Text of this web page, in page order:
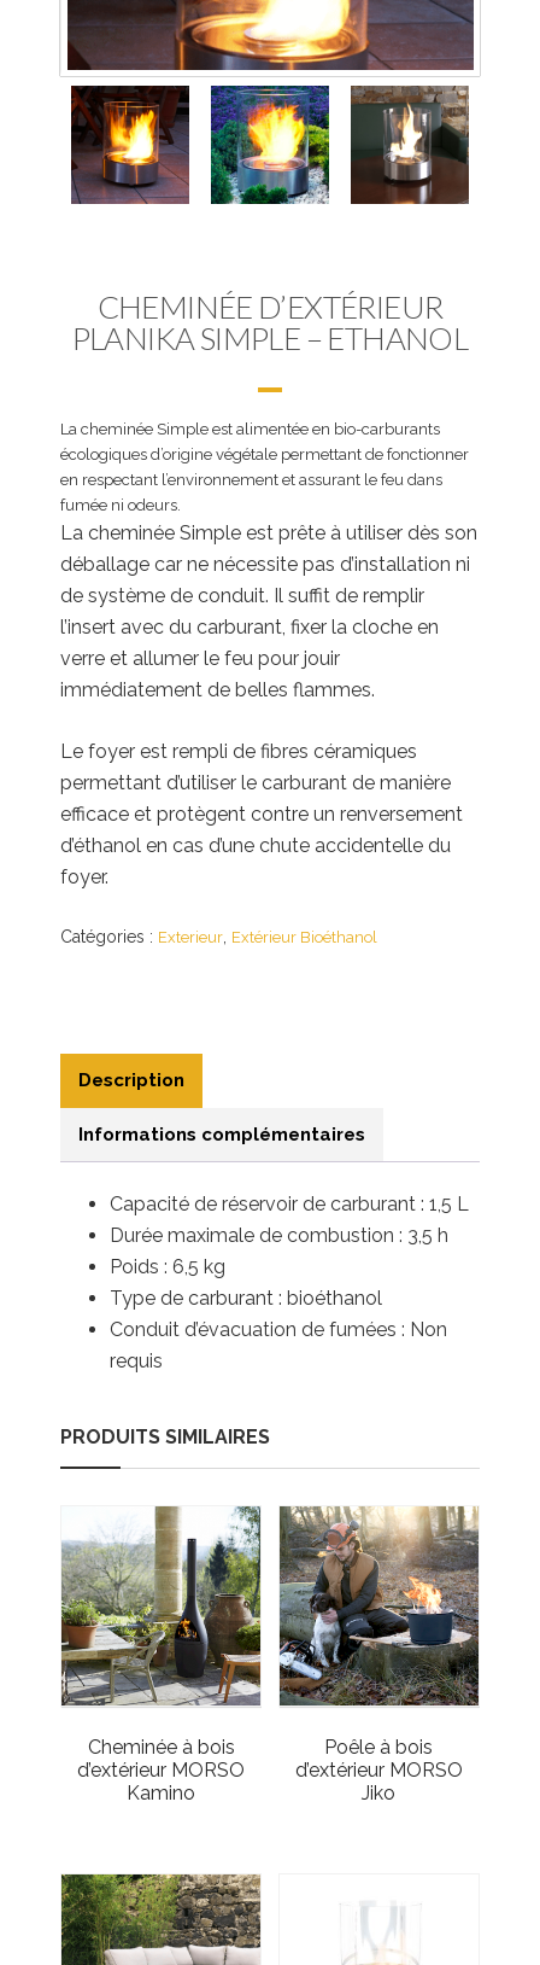
CHEMINÉE D’EXTÉRIEUR
PLANIKA SIMPLE – ETHANOL
La cheminée Simple est alimentée en bio-carburants
écologiques d’origine végétale permettant de fonctionner
en respectant l’environnement et assurant le feu dans
fumée ni odeurs.
La cheminée Simple est prête à utiliser dès son
déballage car ne nécessite pas d’installation ni
de système de conduit. Il suffit de remplir
l’insert avec du carburant, fixer la cloche en
verre et allumer le feu pour jouir
immédiatement de belles flammes.
Le foyer est rempli de fibres céramiques
permettant d’utiliser le carburant de manière
efficace et protègent contre un renversement
d’éthanol en cas d’une chute accidentelle du
foyer.
Catégories : Exterieur Extérieur Bioéthanol
Description
Informations complémentaires
Capacité de réservoir de carburant : 1,5 L
Durée maximale de combustion : 3,5 h
Poids : 6,5 kg
Type de carburant : bioéthanol
Conduit d’évacuation de fumées : Non
requis
PRODUITS SIMILAIRES
Cheminée à bois
d’extérieur MORSO
Kamino
Poêle à bois
d’extérieur MORSO
Jiko